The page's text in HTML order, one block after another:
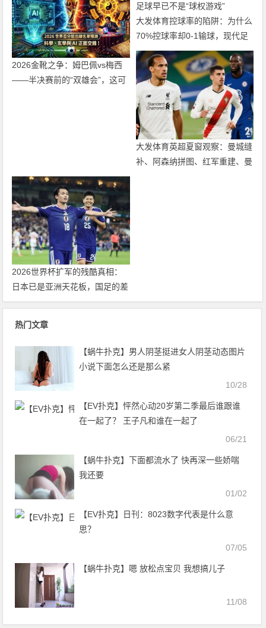
2026金靴之争：姆巴佩vs梅西
——半决赛前的“双雄会”，这可
大发体育控球率的陷阱：为什么
70%控球率却0-1输球，现代足
球早已不是“球权游戏”
大发体育英超夏窗观察：曼城缝
补、阿森纳拼图、红军重建、曼
2026世界杯扩军的残酷真相：
日本已是亚洲天花板，国足的差
距远不止几个名额
热门文章
【蜗牛扑克】男人阴茎挺进女人阴茎动态图片
小说下面怎么还是那么紧
10/28
【EV扑克】怦然心动20岁第二季最后谁跟谁
在一起了？ 王子凡和谁在一起了
06/21
【蜗牛扑克】下面都流水了 快再深一些娇喘
我还要
01/02
【EV扑克】日刊：8023数字代表是什么意
思？
07/05
【蜗牛扑克】嗯 放松点宝贝 我想搞儿子
11/08